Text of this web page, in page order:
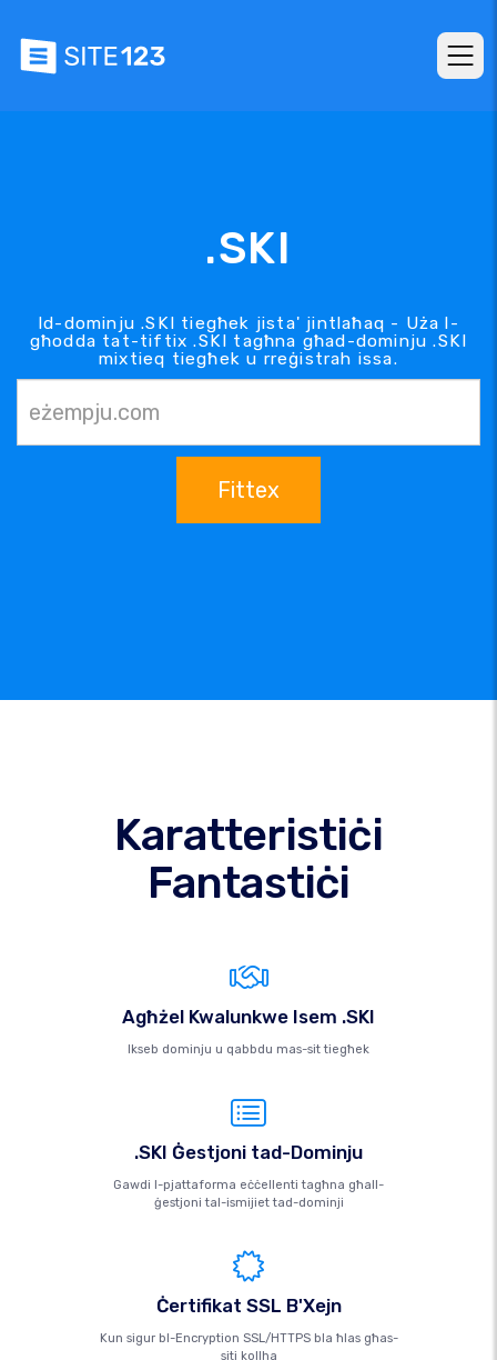
.SKI
Id-dominju .SKI tiegħek jista' jintlaħaq - Uża l-
għodda tat-tiftix .SKI tagħna għad-dominju .SKI
mixtieq tiegħek u rreġistrah issa.
Fittex
Karatteristiċi
Fantastiċi
Agħżel Kwalunkwe Isem .SKI
Ikseb dominju u qabbdu mas-sit tiegħek
.SKI Ġestjoni tad-Dominju
Gawdi l-pjattaforma eċċellenti tagħna għall-
ġestjoni tal-ismijiet tad-dominji
Ċertifikat SSL B'Xejn
Kun sigur bl-Encryption SSL/HTTPS bla ħlas għas-
siti kollha